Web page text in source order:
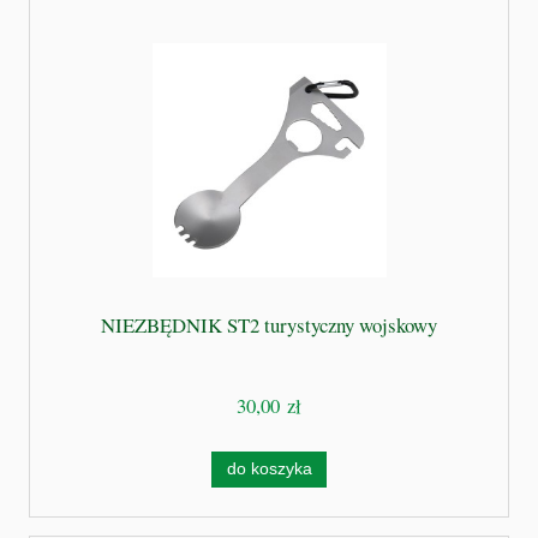
NIEZBĘDNIK ST2 turystyczny wojskowy
30,00 zł
do koszyka